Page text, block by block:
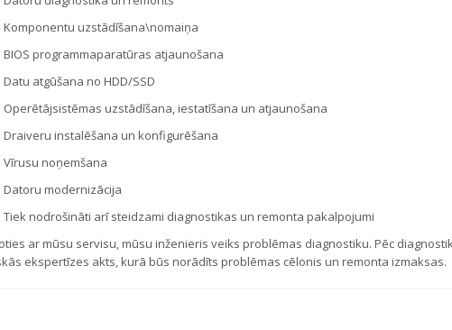
Komponentu uzstādīšana\nomaiņa
BIOS programmaparatūras atjaunošana
Datu atgūšana no HDD/SSD
Operētājsistēmas uzstādīšana, iestatīšana un atjaunošana
Draiveru instalēšana un konfigurēšana
Vīrusu noņemšana
Datoru modernizācija
Tiek nodrošināti arī steidzami diagnostikas un remonta pakalpojumi
ar mūsu servisu, mūsu inženieris veiks problēmas diagnostiku. Pēc
ekspertīzes akts, kurā būs norādīts problēmas cēlonis un remonta izmaksas.